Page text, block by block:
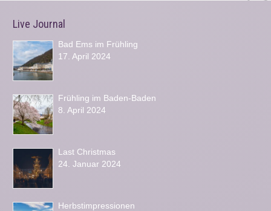
Live Journal
Bad Ems im Frühling
17. April 2024
Frühling im Baden-Baden
8. April 2024
Last Christmas
24. Januar 2024
Herbstimpressionen